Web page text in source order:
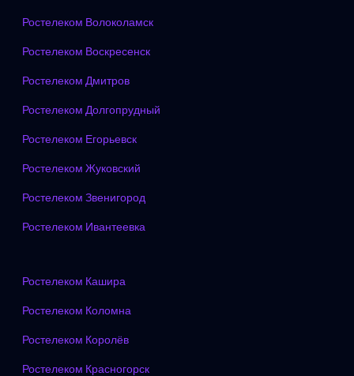
Ростелеком Волоколамск
Ростелеком Воскресенск
Ростелеком Дмитров
Ростелеком Долгопрудный
Ростелеком Егорьевск
Ростелеком Жуковский
Ростелеком Звенигород
Ростелеком Ивантеевка
Ростелеком Кашира
Ростелеком Коломна
Ростелеком Королёв
Ростелеком Красногорск